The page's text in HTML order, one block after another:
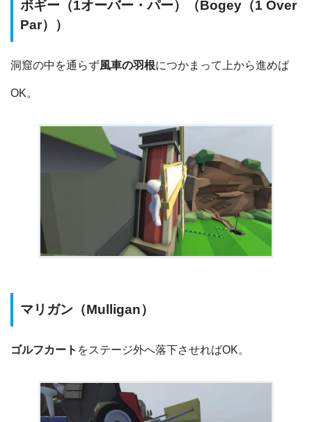
ボギー（1オーバー・パー）（Bogey（1 Over
Par））
洞窟の中を通らず風車の羽根につかまって上から進めば
OK。
マリガン（Mulligan）
ゴルフカート をステージ外へ落下させればOK。